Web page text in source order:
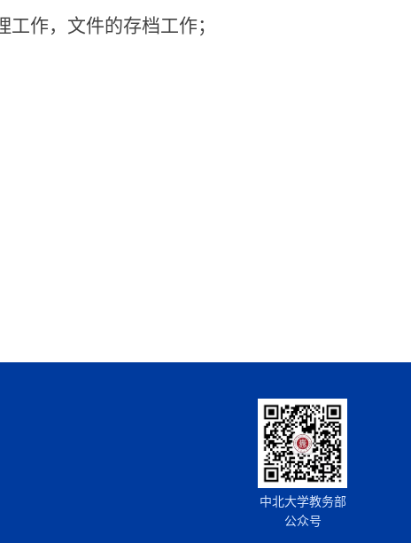
作，文件的存档工作；
中北大学教务部
公众号